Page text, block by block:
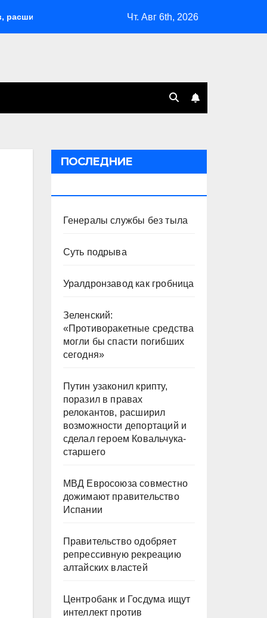
возможности депортаций и сделал героем Ковальчука-
Чт. Авг 6th, 2026
ПОСЛЕДНИЕ
Генералы службы без тыла
Суть подрыва
Уралдронзавод как гробница
Зеленский:
«Противоракетные средства
могли бы спасти погибших
сегодня»
Путин узаконил крипту,
поразил в правах
релокантов, расширил
возможности депортаций и
сделал героем Ковальчука-
старшего
МВД Евросоюза совместно
дожимают правительство
Испании
Правительство одобряет
репрессивную рекреацию
алтайских властей
Центробанк и Госдума ищут
интеллект против